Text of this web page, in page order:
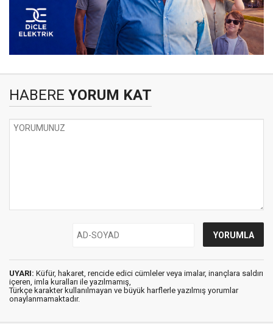
HABERE YORUM KAT
UYARI: Küfür, hakaret, rencide edici cümleler veya imalar, inançlara saldırı
içeren, imla kuralları ile yazılmamış,
Türkçe karakter kullanılmayan ve büyük harflerle yazılmış yorumlar
onaylanmamaktadır.